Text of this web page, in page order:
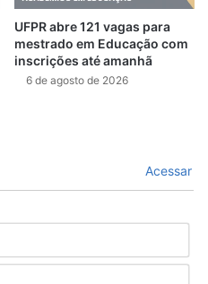
UFPR abre 121 vagas para
mestrado em Educação com
inscrições até amanhã
6 de agosto de 2026
Acessar
m